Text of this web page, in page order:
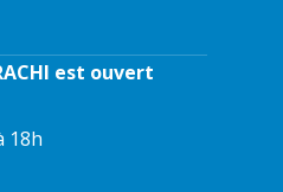
est ouvert
18h